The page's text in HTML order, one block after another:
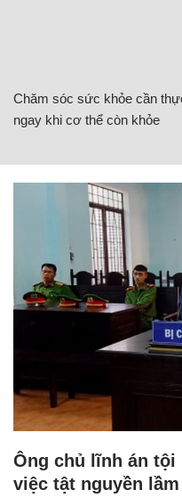
Chăm sóc sức khỏe cần
ngay khi cơ thể còn khỏe
Ông chủ lĩnh án tội
việc tật nguyền